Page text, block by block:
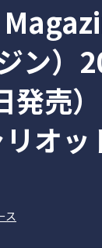
ン）
発売
オッ
ス